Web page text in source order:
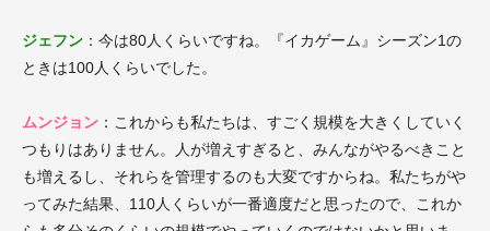
ジェフン ：今は80人くらいですね。『イカゲーム』シーズン1の
ときは100人くらいでした。
ムンジョン ：これからも私たちは、すごく規模を大きくしていく
つもりはありません。人が増えすぎると、みんながやるべきこと
も増えるし、それらを管理するのも大変ですからね。私たちがや
ってみた結果、110人くらいが一番適度だと思ったので、これか